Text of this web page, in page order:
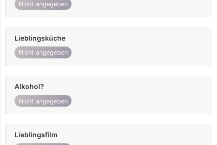
Nicht angegeben
Lieblingsküche
Nicht angegeben
Alkohol?
Nicht angegeben
Lieblingsfilm